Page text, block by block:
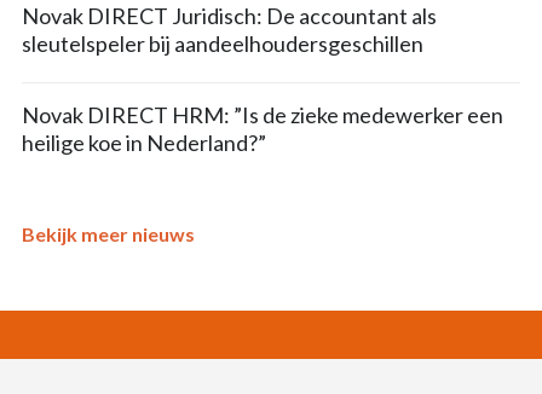
Novak DIRECT Juridisch: De accountant als
sleutelspeler bij aandeelhoudersgeschillen
Novak DIRECT HRM: ”Is de zieke medewerker een
heilige koe in Nederland?”
Bekijk meer nieuws